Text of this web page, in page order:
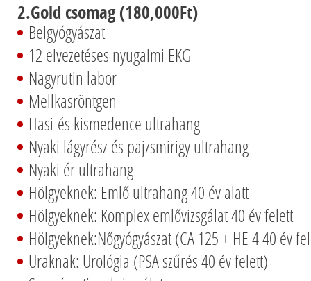
2.Gold csomag (180,000Ft)
Belgyógyászat
12 elvezetéses nyugalmi EKG
Nagyrutin labor
Mellkasröntgen
Hasi-és kismedence ultrahang
Nyaki lágyrész és pajzsmirigy ultrahang
Nyaki ér ultrahang
Hölgyeknek: Emlő ultrahang 40 év alatt
Hölgyeknek: Komplex emlővizsgálat 40 év felett
Hölgyeknek:Nőgyógyászat (CA 125 + HE 4 40 év
Uraknak: Urológia (PSA szűrés 40 év felett)